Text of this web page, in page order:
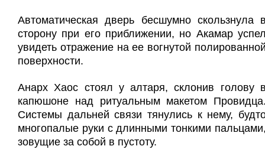
Автоматическая дверь бесшумно скользнула
сторону при его приближении, но Акамар
увидеть отражение на ее вогнутой
поверхности.
Анарх Хаос стоял у алтаря, склонив голову
капюшоне над ритуальным макетом
Системы дальней связи тянулись к нему,
многопалые руки с длинными тонкими
зовущие за собой в пустоту.